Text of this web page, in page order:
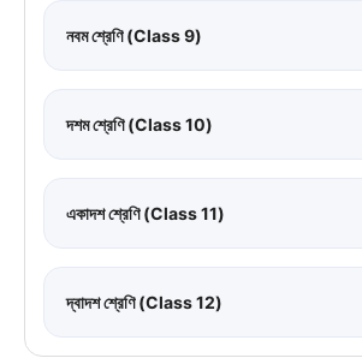
নবম শ্রেণি (Class 9)
দশম শ্রেণি (Class 10)
একাদশ শ্রেণি (Class 11)
দ্বাদশ শ্রেণি (Class 12)